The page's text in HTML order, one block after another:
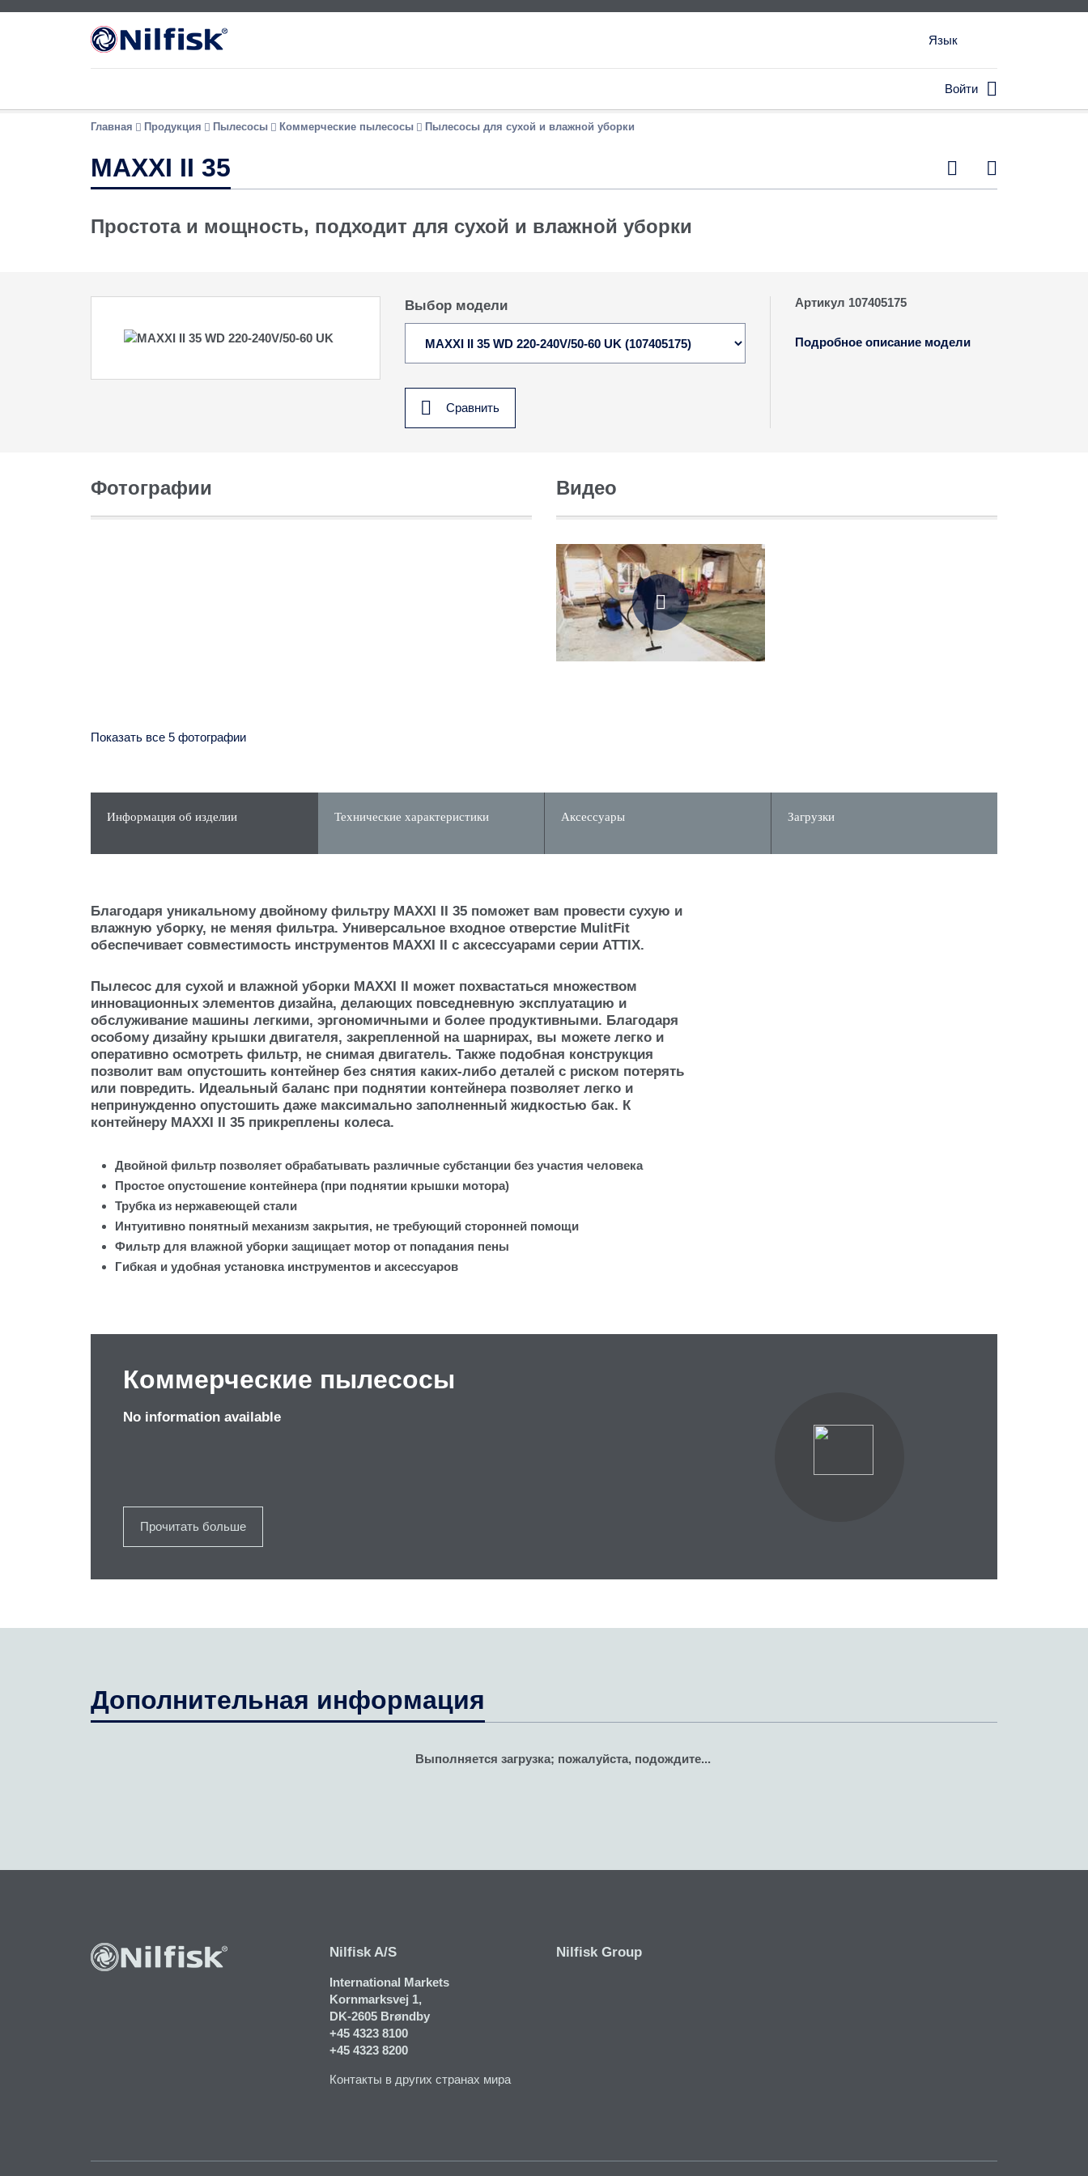
Язык
Войти 
Главная Продукция Пылесосы Коммерческие пылесосы Пылесосы для сухой и влажной уборки
MAXXI II 35  
Простота и мощность, подходит для сухой и влажной уборки
Выбор модели
Сравнить
Артикул 107405175
Подробное описание модели
Фотографии
Показать все 5 фотографии
Видео

Информация об изделии Технические характеристики Аксессуары Загрузки
Благодаря уникальному двойному фильтру MAXXI II 35 поможет вам провести сухую и
влажную уборку, не меняя фильтра. Универсальное входное отверстие MulitFit
обеспечивает совместимость инструментов MAXXI II с аксессуарами серии ATTIX.
Пылесос для сухой и влажной уборки MAXXI II может похвастаться множеством
инновационных элементов дизайна, делающих повседневную эксплуатацию и
обслуживание машины легкими, эргономичными и более продуктивными. Благодаря
особому дизайну крышки двигателя, закрепленной на шарнирах, вы можете легко и
оперативно осмотреть фильтр, не снимая двигатель. Также подобная конструкция
позволит вам опустошить контейнер без снятия каких-либо деталей с риском потерять
или повредить. Идеальный баланс при поднятии контейнера позволяет легко и
непринужденно опустошить даже максимально заполненный жидкостью бак. К
контейнеру MAXXI II 35 прикреплены колеса.
Двойной фильтр позволяет обрабатывать различные субстанции без участия человека
Простое опустошение контейнера (при поднятии крышки мотора)
Трубка из нержавеющей стали
Интуитивно понятный механизм закрытия, не требующий сторонней помощи
Фильтр для влажной уборки защищает мотор от попадания пены
Гибкая и удобная установка инструментов и аксессуаров
Коммерческие пылесосы
No information available
Прочитать больше
Дополнительная информация
Выполняется загрузка; пожалуйста, подождите...
Nilfisk A/S
International Markets
Kornmarksvej 1​,
DK-2605 Brøndby
+45 4323 8100
+45 4323 8200
Контакты в других странах мира
Nilfisk Group